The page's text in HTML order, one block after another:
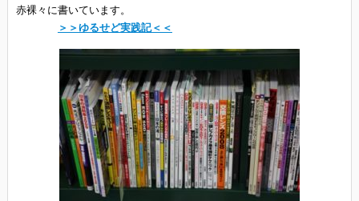
赤裸々に書いています。
＞＞ゆるせど実践記＜＜